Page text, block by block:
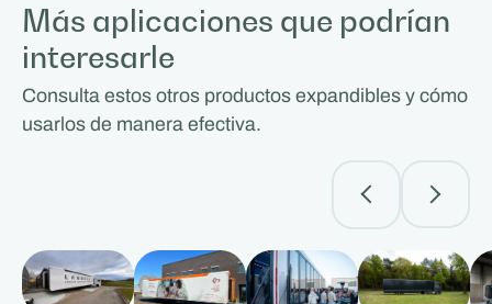
Más aplicaciones que podrían
interesarle
Consulta estos otros productos expandibles y cómo
usarlos de manera efectiva.